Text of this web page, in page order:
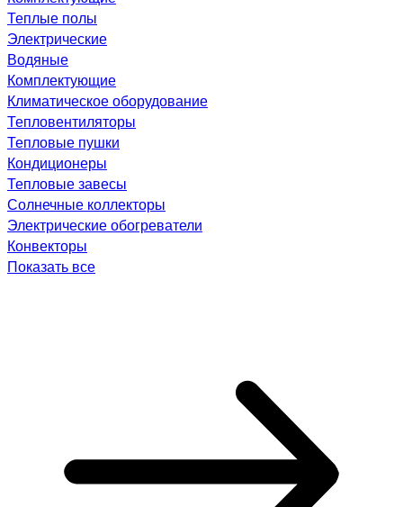
Теплые полы
Электрические
Водяные
Комплектующие
Климатическое оборудование
Тепловентиляторы
Тепловые пушки
Кондиционеры
Тепловые завесы
Солнечные коллекторы
Электрические обогреватели
Конвекторы
Показать все